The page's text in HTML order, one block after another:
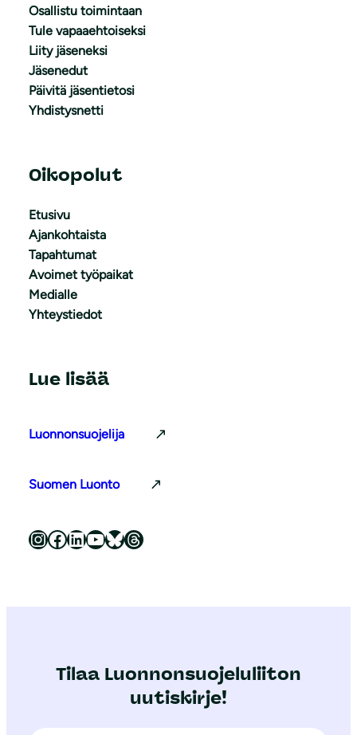
Osallistu toimintaan
Tule vapaaehtoiseksi
Liity jäseneksi
Jäsenedut
Päivitä jäsentietosi
Yhdistysnetti
Oikopolut
Etusivu
Ajankohtaista
Tapahtumat
Avoimet työpaikat
Medialle
Yhteystiedot
Lue lisää
Luonnonsuojelija
Suomen Luonto
Luonnonsuojeluliitto Instagramissa Luonnonsuojeluliitto Facebookissa Luonnonsuojeluliitto LinkedInissä Luonnonsuojeluliiton YouTube-kanava Luonnonsuojeluliitto Blueskyssa Luonnonsuojeluliitto Threadsissa
Tilaa Luonnonsuojeluliiton
uutiskirje!